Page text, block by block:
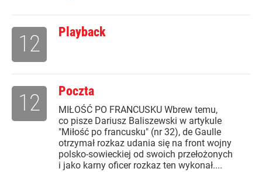
Playback
12
Poczta
MIŁOŚĆ PO FRANCUSKU Wbrew temu,
co pisze Dariusz Baliszewski w artykule
"Miłość po francusku" (nr 32), de Gaulle
otrzymał rozkaz udania się na front wojny
polsko-sowieckiej od swoich przełożonych
i jako karny oficer rozkaz ten wykonał....
12